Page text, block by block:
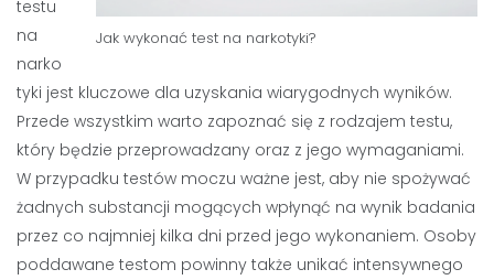
Jak wykonać test na narkotyki?
testu
na
narko
tyki jest kluczowe dla uzyskania wiarygodnych wyników.
Przede wszystkim warto zapoznać się z rodzajem testu,
który będzie przeprowadzany oraz z jego wymaganiami.
W przypadku testów moczu ważne jest, aby nie spożywać
żadnych substancji mogących wpłynąć na wynik badania
przez co najmniej kilka dni przed jego wykonaniem. Osoby
poddawane testom powinny także unikać intensywnego